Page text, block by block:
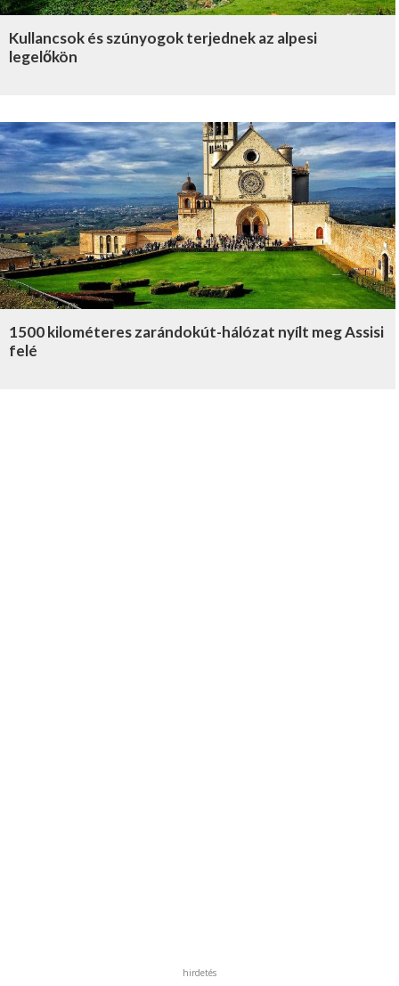
Kullancsok és szúnyogok terjednek az alpesi
legelőkön
1500 kilométeres zarándokút-hálózat nyílt meg Assisi
felé
hirdetés